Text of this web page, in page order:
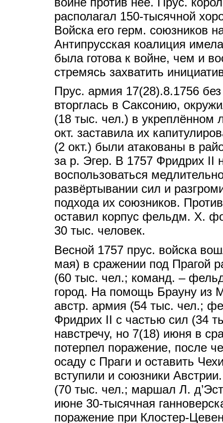
располагал 150-тысячной
Войска его герм. союзников
Антипрусская коалиция
была готова к войне, чем и
стремясь захватить
Прус. армия 17(28).8.1756
вторглась в Саксонию,
(18 тыс. чел.) в укреплённом
окт. заставила их
(2 окт.) были атакованы в
за р. Эгер. В 1757 Фридрих II
воспользоваться
развёртывании сил и
подхода их союзников.
оставил корпус фельдм. Х.
30 тыс. человек.
Весной 1757 прус. войска
мая) в сражении под Прагой
(60 тыс. чел.; команд. –
город. На помощь Брауну из
австр. армия (54 тыс. чел.;
Фридрих II с частью сил (34
навстречу, но 7(18) июня в
потерпел поражение, после
осаду с Праги и оставить
вступили и союзники
(70 тыс. чел.; маршал Л.
июне 30-тысячная
поражение при Клостер-